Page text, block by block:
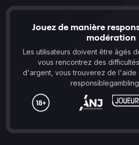
Jouez de manière
modération
Les utilisateurs doivent être âgés
vous rencontrez des
d'argent, vous trouverez de l'aide